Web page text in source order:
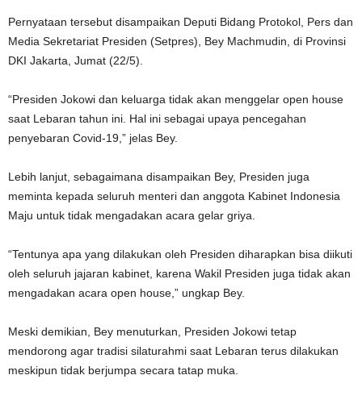
Pernyataan tersebut disampaikan Deputi Bidang Protokol, Pers dan
Media Sekretariat Presiden (Setpres), Bey Machmudin, di Provinsi
DKI Jakarta, Jumat (22/5).
“Presiden Jokowi dan keluarga tidak akan menggelar open house
saat Lebaran tahun ini. Hal ini sebagai upaya pencegahan
penyebaran Covid-19,” jelas Bey.
Lebih lanjut, sebagaimana disampaikan Bey, Presiden juga
meminta kepada seluruh menteri dan anggota Kabinet Indonesia
Maju untuk tidak mengadakan acara gelar griya.
“Tentunya apa yang dilakukan oleh Presiden diharapkan bisa diikuti
oleh seluruh jajaran kabinet, karena Wakil Presiden juga tidak akan
mengadakan acara open house,” ungkap Bey.
Meski demikian, Bey menuturkan, Presiden Jokowi tetap
mendorong agar tradisi silaturahmi saat Lebaran terus dilakukan
meskipun tidak berjumpa secara tatap muka.